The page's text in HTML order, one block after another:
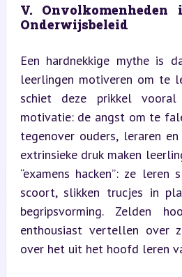
V.
Onderwijsbeleid
Een hardnekkige mythe is
leerlingen motiveren om te
schiet deze prikkel
motivatie: de angst om te
tegenover ouders, leraren
extrinsieke druk maken
“examens hacken”: ze
scoort, slikken trucjes in
begripsvorming. Zelden
enthousiast vertellen over
over het uit het hoofd leren